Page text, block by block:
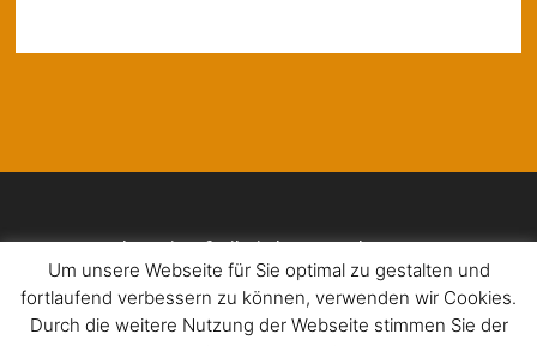
Impressum | Barrierefreiheit | Datenschutz
Um unsere Webseite für Sie optimal zu gestalten und
fortlaufend verbessern zu können, verwenden wir Cookies.
Durch die weitere Nutzung der Webseite stimmen Sie der